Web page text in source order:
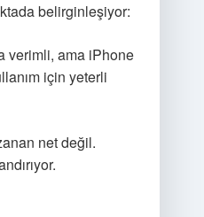
belirginleşiyor:
verimli, ama iPhone
için yeterli
net değil.